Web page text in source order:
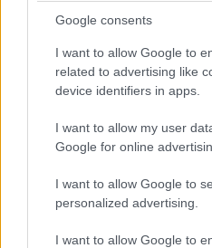
Google consents
I want to allow Google to
related to advertising like
device identifiers in apps.
I want to allow my user
Google for online
I want to allow Google to
personalized advertising.
I want to allow Google to